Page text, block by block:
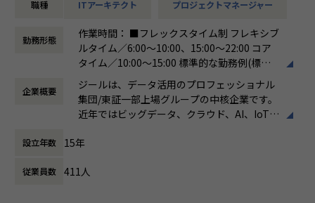
ームを牽引いただきます。
当社には大きく分けて3つの事業部があり、当求人はiTOC事
業部BzD部0-WANの求人となります。
キャリア/ISPの大規模ネットワークの運用～構築やコンサル
ティングを伴うネットワークSIといったネットワーク領域の
技術支援を中心に、ゼロトラスト事業とネットワーク自動化
事業にも注力しています。
◎BzD部
ビジネスディベロップメントの意味で、その名の通り、新し
まで、プロジェクトに一気通貫で関わって頂きます。
く、DB、インフラ、プロジェクト管理、エンドユーザーと
のコミュニケーション能力など、幅広い経験に基づくスキル
アップ・キャリアアップが可能な環境です。
●エンドユーザー様と直接やり取りをする立場であり、要件
定義など上流工程に携われます。
適正に応じて、会社の指示する業務への異動を命じることが
職種 ITアーキテクト プロジェクトマネージャー
勤務形態
作業時間： ■フレックスタイム制 フレキシブ
ルタイム／6:00～10:00、15:00～22:00 コア
タイム／10:00～15:00 標準的な勤務例(標準
労働時間)／9:00～18:00
働き方：フレックス制（コアタイムあり）
時間外労働の有無： 有（月平均19時間）
休憩時間： 60分
企業概要
ジールは、データ活用のプロフェッショナル
集団/東証一部上場グループの中核企業です。
近年ではビッグデータ、クラウド、AI、IoTを
する立場にスコープを拡張しています。
顧客の大半は大手企業となっており、30年以
設立年数 15年
従業員数 411人